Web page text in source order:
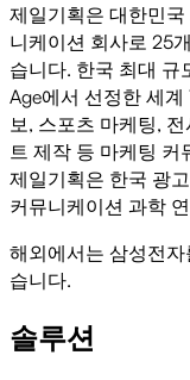
제일기획은 대한민
니케이션 회사로 25
습니다. 한국 최대 규
Age에서 선정한 세
보, 스포츠 마케팅,
트 제작 등 마케팅
제일기획은 한국 광
커뮤니케이션 과학
해외에서는 삼성전
습니다.
솔루션